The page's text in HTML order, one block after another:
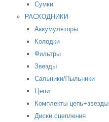
Сумки
РАСХОДНИКИ
Аккумуляторы
Колодки
Фильтры
Звезды
Сальники/Пыльники
Цепи
Комплекты цепь+звезды
Диски сцепления